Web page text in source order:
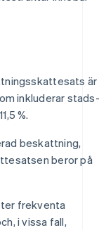
är
inkluderar stads-
%.
beskattning,
beror på
frekventa
i vissa fall,